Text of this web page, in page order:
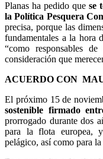
Planas ha pedido quese
la Política Pesquera
precisa, porque las
fundamentales a la hora
“como responsables
consideración que
ACUERDO CON
El próximo 15 de
sostenible firmado
prorrogado durante dos
para la flota europea,
pelágico, así como para